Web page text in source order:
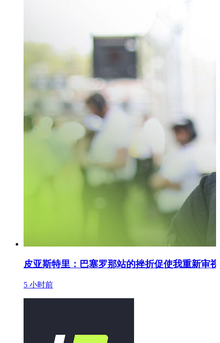
皮亚斯特里：巴塞罗那站的挫折促使我重新审
5 小时前